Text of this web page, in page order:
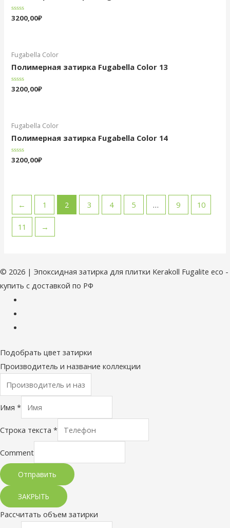
Оценка
3200,00₽
Fugabella Color
Полимерная затирка Fugabella Color 13
Оценка
3200,00₽
Fugabella Color
Полимерная затирка Fugabella Color 14
Оценка
3200,00₽
← 1 2 3 4 5 … 9 10
11 →
© 2026 | Эпоксидная затирка для плитки Kerakoll Fugalite eco -
купить с доставкой по РФ
Подобрать цвет затирки
Производитель и название коллекции
Имя *
Строка текста *
Comment
Отправить
ЗАКРЫТЬ
Рассчитать объем затирки